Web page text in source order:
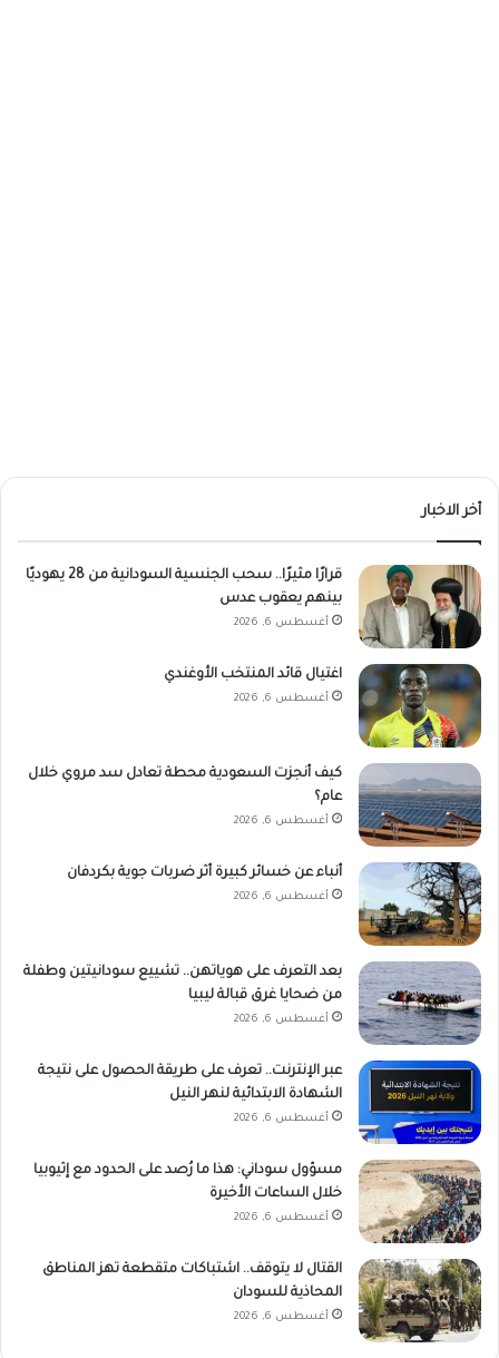
أخر الاخبار
قرارًا مثيرًا.. سحب الجنسية السودانية من 28 يهوديًا
بينهم يعقوب عدس
أغسطس 6, 2026
اغتيال قائد المنتخب الأوغندي
أغسطس 6, 2026
كيف أنجزت السعودية محطة تعادل سد مروي خلال
عام؟
أغسطس 6, 2026
أنباء عن خسائر كبيرة أثر ضربات جوية بكردفان
أغسطس 6, 2026
بعد التعرف على هوياتهن.. تشييع سودانيتين وطفلة
من ضحايا غرق قبالة ليبيا
أغسطس 6, 2026
عبر الإنترنت.. تعرف على طريقة الحصول على نتيجة
الشهادة الابتدائية لنهر النيل
أغسطس 6, 2026
مسؤول سوداني: هذا ما رُصد على الحدود مع إثيوبيا
خلال الساعات الأخيرة
أغسطس 6, 2026
القتال لا يتوقف.. اشتباكات متقطعة تهز المناطق
المحاذية للسودان
أغسطس 6, 2026